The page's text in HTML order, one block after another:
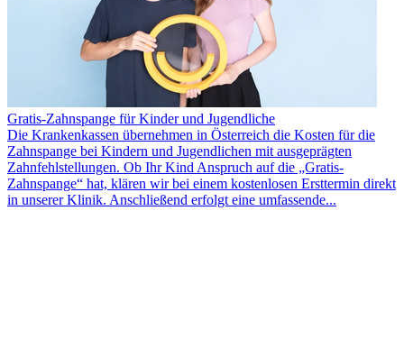
Gratis-Zahnspange für Kinder und Jugendliche
Die Krankenkassen übernehmen in Österreich die Kosten für die
Zahnspange bei Kindern und Jugendlichen mit ausgeprägten
Zahnfehlstellungen. Ob Ihr Kind Anspruch auf die „Gratis-
Zahnspange“ hat, klären wir bei einem kostenlosen Ersttermin direkt
in unserer Klinik. Anschließend erfolgt eine umfassende...